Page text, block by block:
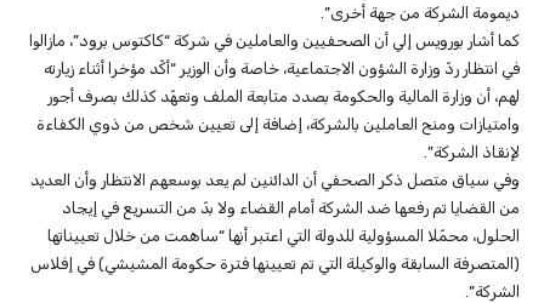
ديمومة الشركة من جهة أخرى”.
كما أشار بورويس إلي أن الصحفيين والعاملين في شركة “كاكتوس برود”، مازالوا
في انتظار ردّ وزارة الشؤون الاجتماعية، خاصة وأن الوزير “أكّد مؤخرا أثناء زيارته
لهم، أن وزارة المالية والحكومة بصدد متابعة الملف وتعهّد كذلك بصرف أجور
وامتيازات ومنح العاملين بالشركة، إضافة إلى تعيين شخص من ذوي الكفاءة
لإنقاذ الشركة”.
وفي سياق متصل ذكر الصحفي أن الدائنين لم يعد بوسعهم الانتظار وأن العديد
من القضايا تم رفعها ضد الشركة أمام القضاء ولا بدّ من التسريع في إيجاد
الحلول، محمّلا المسؤولية للدولة التي اعتبر أنها “ساهمت من خلال تعييناتها
(المتصرفة السابقة والوكيلة التي تم تعيينها فترة حكومة المشيشي) في إفلاس
الشركة”.